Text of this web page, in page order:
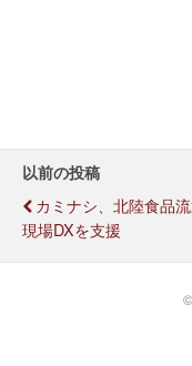
以前の投稿
カミナシ、北陸食品
現場DXを支援